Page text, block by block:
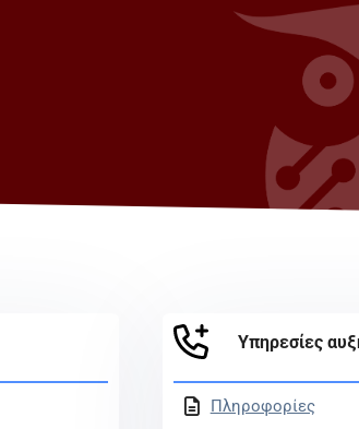
Υπηρεσίες
Πληροφορίες